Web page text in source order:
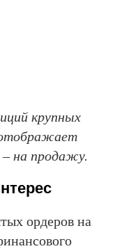
крупных
– на продажу.
ордеров на